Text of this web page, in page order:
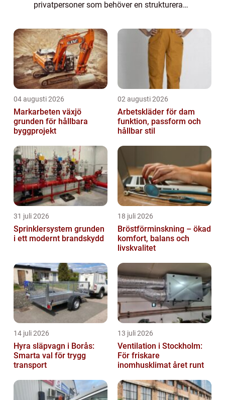
privatpersoner som behöver en strukturerad,
ekonomiska redovisning. Denna artikel
kommer at...
04 augusti 2026
Markarbeten växjö
grunden för hållbara
byggprojekt
02 augusti 2026
Arbetskläder för dam
funktion, passform och
hållbar stil
31 juli 2026
Sprinklersystem grunden
i ett modernt brandskydd
18 juli 2026
Bröstförminskning – ökad
komfort, balans och
livskvalitet
14 juli 2026
Hyra släpvagn i Borås:
Smarta val för trygg
transport
13 juli 2026
Ventilation i Stockholm:
För friskare
inomhusklimat året runt